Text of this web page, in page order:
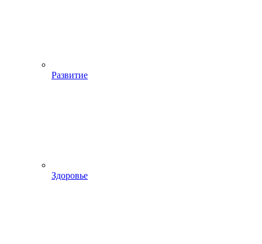
Развитие
Здоровье